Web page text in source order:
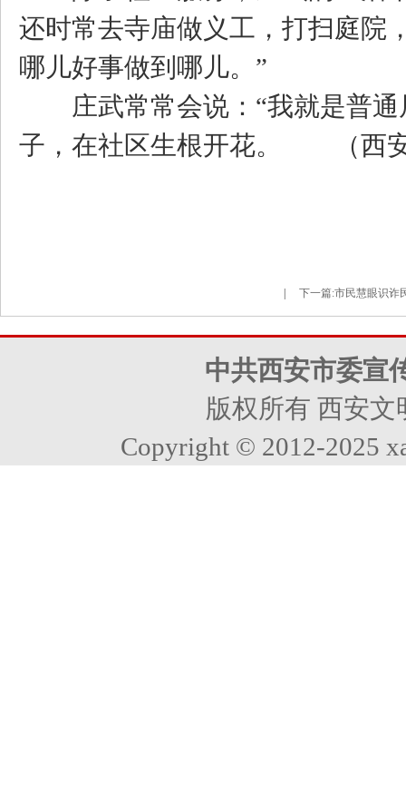
还时常去寺庙做义工，打扫庭院
哪儿好事做到哪儿。”
庄武常常会说：“我就是普通
子，在社区生根开花。 （西
下一篇:市民慧眼识诈
中共西安市委宣
版权所有 西安
Copyright © 2012-2025